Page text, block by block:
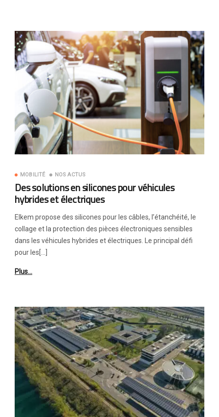
MOBILITÉ NOS ACTUS
Des solutions en silicones pour véhicules
hybrides et électriques
Elkem propose des silicones pour les câbles, l’étanchéité, le
collage et la protection des pièces électroniques sensibles
dans les véhicules hybrides et électriques. Le principal défi
pour les[…]
Plus…